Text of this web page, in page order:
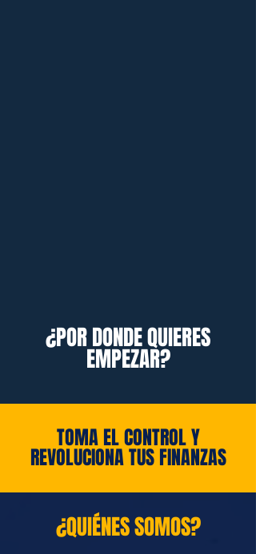
¿POR DONDE QUIERES
EMPEZAR?
TOMA EL CONTROL Y
REVOLUCIONA TUS FINANZAS
¿QUIÉNES SOMOS?